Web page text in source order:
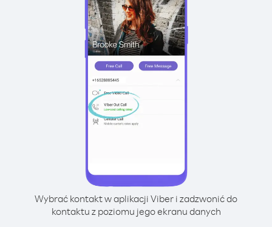
Wybrać kontakt w aplikacji Viber i zadzwonić do
kontaktu z poziomu jego ekranu danych